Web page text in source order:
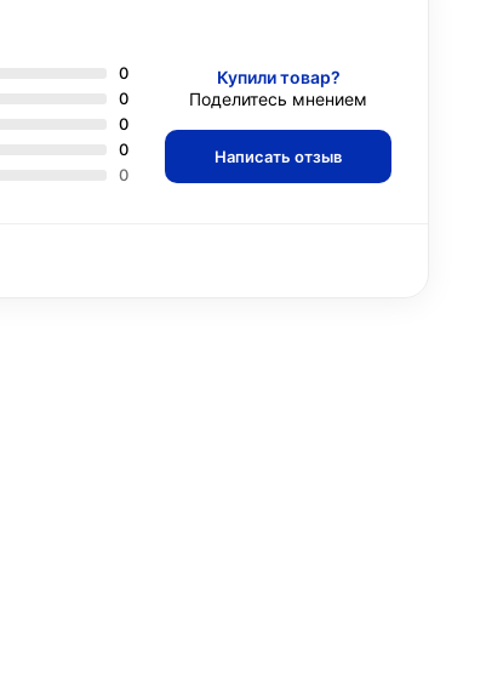
0
0
0
0
0
Купили товар?
Поделитесь мнением
Написать отзыв